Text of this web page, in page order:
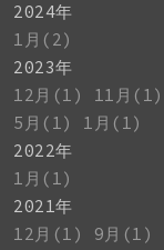
2024年
1月(2)
2023年
12月(1)
11月(1)
5月(1)
1月(1)
2022年
1月(1)
2021年
12月(1)
9月(1)